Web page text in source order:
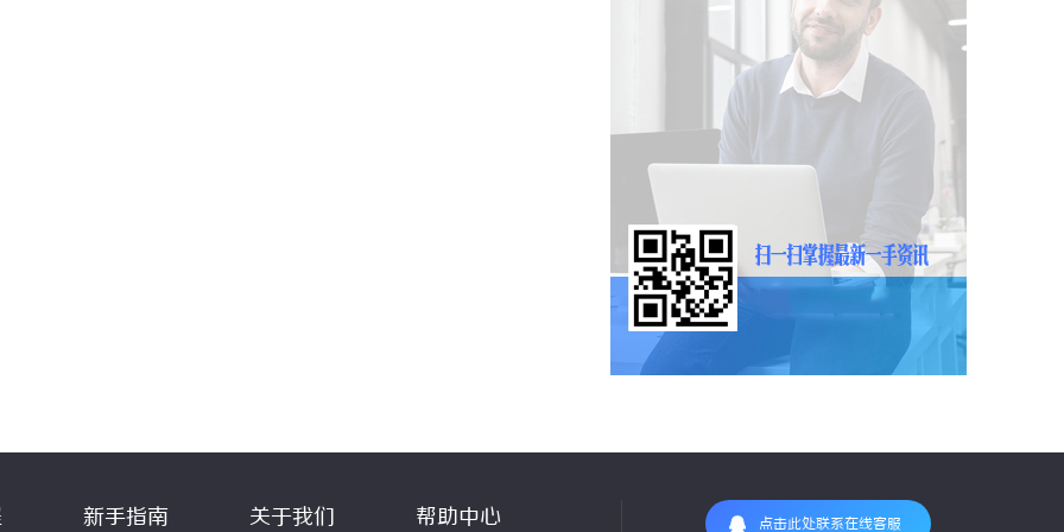
新手指南 关于我们 帮助中心 点击此处联系在线客服